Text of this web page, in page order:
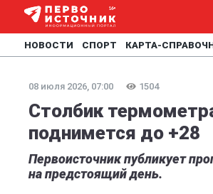
НОВОСТИ СПОРТ КАРТА-
08 июля 2026, 07:00 1504
Столбик
поднимется до +28
Первоисточник публикует
на предстоящий день.